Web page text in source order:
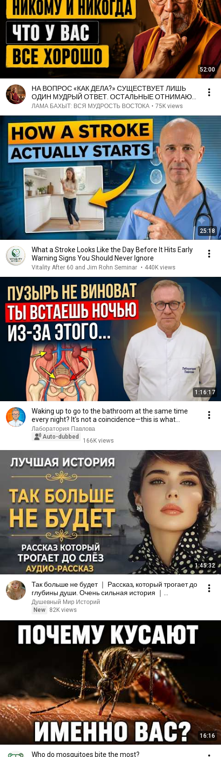
52:00
НА ВОПРОС «КАК ДЕЛА?» СУЩЕСТВУЕТ ЛИШЬ
ОДИН МУДРЫЙ ОТВЕТ. ОСТАЛЬНЫЕ ОТНИМАЮТ
У ВАС ЖИЗНЕННЫЕ СИЛЫ.
ЛАМА БАХЫТ: ВСЯ МУДРОСТЬ ВОСТОКА • 75K views
25:18
What a Stroke Looks Like the Day Before It Hits Early
Warning Signs You Should Never Ignore
Vitality After 60 and Jim Rohn Seminar • 440K views
1:16:17
Waking up to go to the bathroom at the same time
every night? It's not a coincidence—this is what...
Лаборатория Павлова
Auto-dubbed
166K views
1:45:32
Так больше не будет ｜ Рассказ, который трогает до
глубины души. Очень сильная история ｜
Аудиорассказ
Душевный Мир Историй
New
82K views
16:16
Who do mosquitoes bite the most?